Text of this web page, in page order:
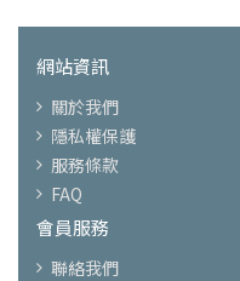
網站資訊
關於我們
隱私權保護
服務條款
FAQ
會員服務
聯絡我們